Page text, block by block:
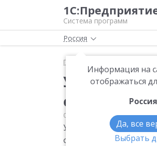
Система программ
Россия
Информация на
отображаться
Россия
Да, все
Выбрать
Главная
Утвержден
отчетности
06.04.2011 Бухгалтерская
Утвержден формат
отчетности в